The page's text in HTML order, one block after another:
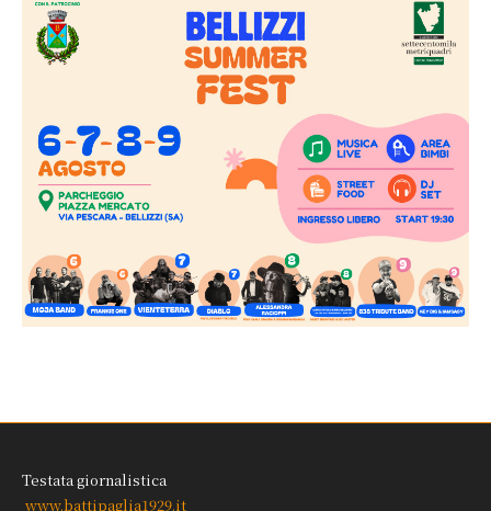
Testata giornalistica
www.battipaglia1929.it